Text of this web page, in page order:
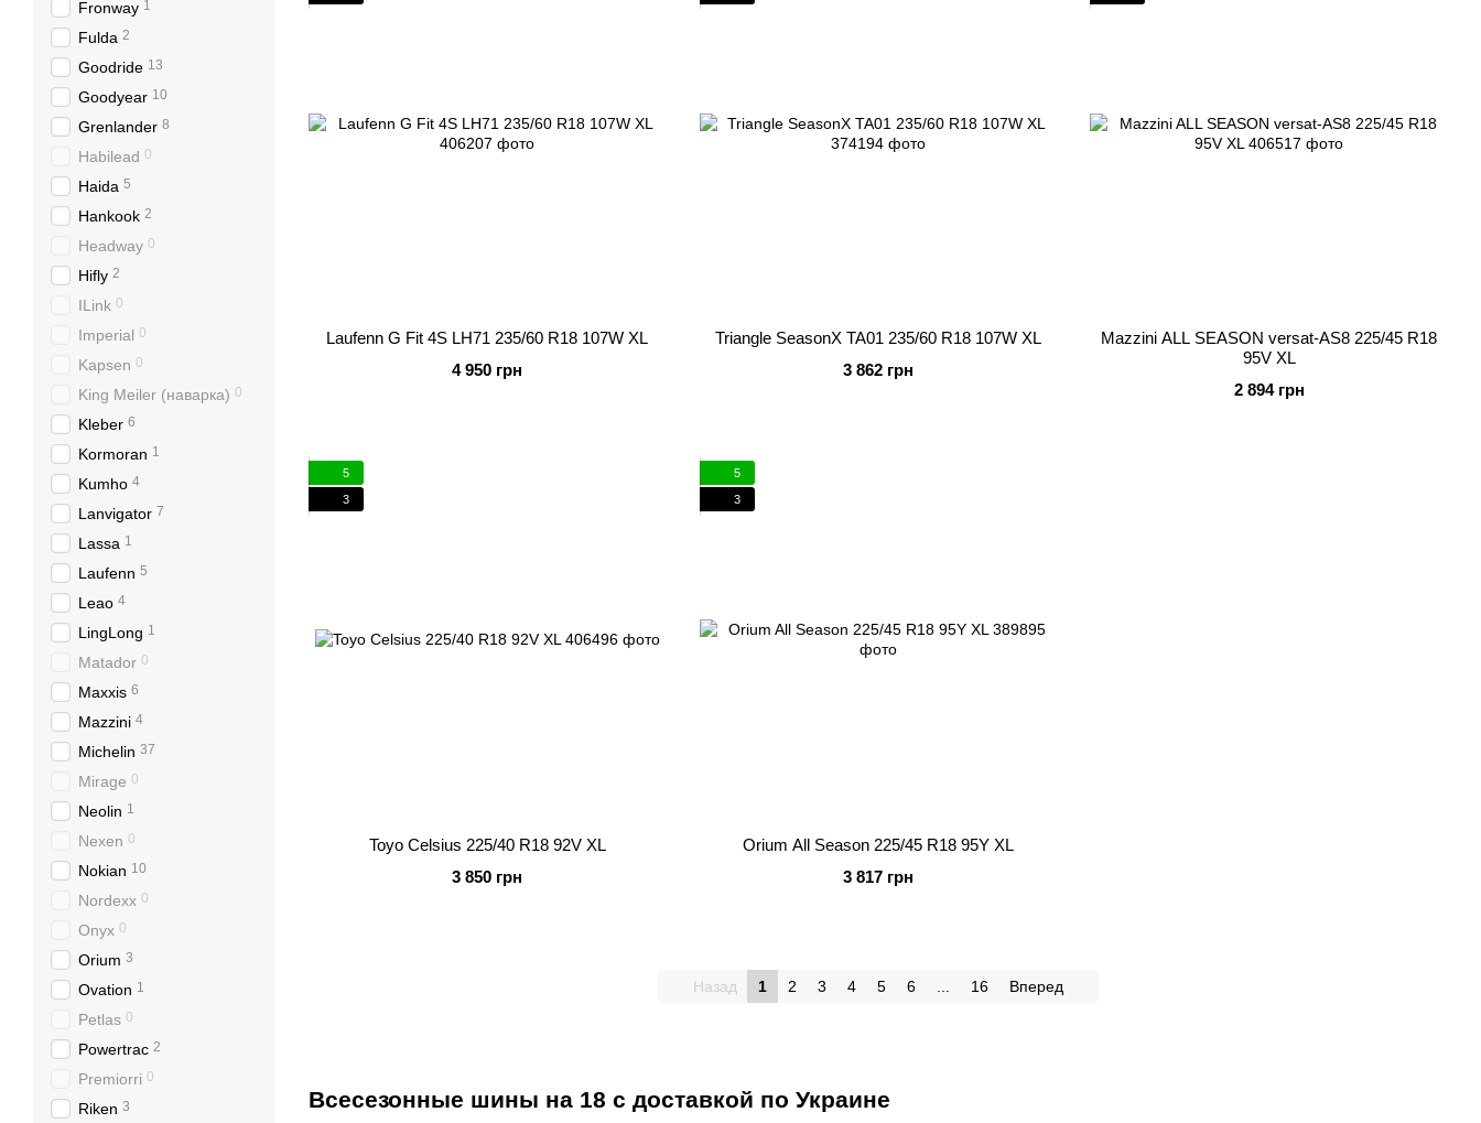
Всесезонные шины на 18 с доставкой по Украине
Laufenn G Fit 4S LH71 235/60 R18 107W XL
4 950 грн
Triangle SeasonX TA01 235/60 R18 107W XL
3 862 грн
Mazzini ALL SEASON versat-AS8 225/45 R18
95V XL
2 894 грн
5
3
Toyo Celsius 225/40 R18 92V XL
3 850 грн
5
3
Orium All Season 225/45 R18 95Y XL
3 817 грн
Назад 1 2 3 4 5 6 16 Вперед
Fronway 1
Fulda 2
Goodride 13
Goodyear 10
Grenlander 8
Habilead 0
Haida 5
Hankook 2
Headway 0
Hifly 2
ILink 0
Imperial 0
Kapsen 0
King Meiler (наварка) 0
Kleber 6
Kormoran 1
Kumho 4
Lanvigator 7
Lassa 1
Laufenn 5
Leao 4
LingLong 1
Matador 0
Maxxis 6
Mazzini 4
Michelin 37
Mirage 0
Neolin 1
Nexen 0
Nokian 10
Nordexx 0
Onyx 0
Orium 3
Ovation 1
Petlas 0
Powertrac 2
Premiorri 0
Riken 3